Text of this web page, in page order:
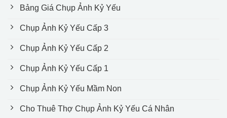
Bảng Giá Chụp Ảnh Kỷ Yếu
Chụp Ảnh Kỷ Yếu Cấp 3
Chụp Ảnh Kỷ Yếu Cấp 2
Chụp Ảnh Kỷ Yếu Cấp 1
Chụp Ảnh Kỷ Yếu Mầm Non
Cho Thuê Thợ Chụp Ảnh Kỷ Yếu Cá Nhân